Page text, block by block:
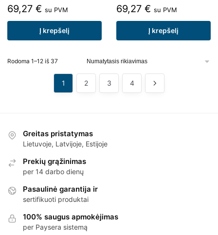
69,27 € su PVM
Į krepšelį
69,27 € su PVM
Į krepšelį
Rodoma 1–12 iš 37
1 2 3 4
Greitas pristatymas
Lietuvoje, Latvijoje, Estijoje
Prekių grąžinimas
per 14 darbo dienų
Pasaulinė garantija ir
sertifikuoti produktai
100% saugus apmokėjimas
per Paysera sistemą